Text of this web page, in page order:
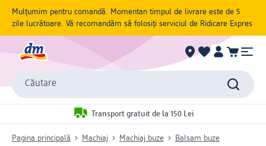
Mulțumim pentru comandă. Momentan timpul de livrare este de 5
zile lucrătoare. Vă recomandăm să folosiți serviciul de Ridicare Expres
Căutare
Transport gratuit de la 150 Lei
Pagina principală Machiaj Machiaj buze Balsam buze